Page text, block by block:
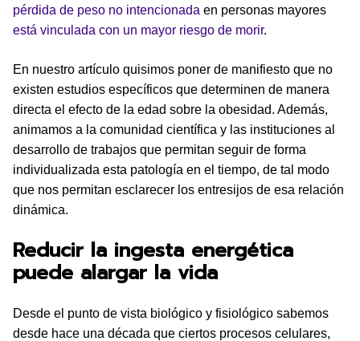
pérdida de peso no intencionada en personas mayores
está vinculada con un mayor riesgo de morir.
En nuestro artículo quisimos poner de manifiesto que no
existen estudios específicos que determinen de manera
directa el efecto de la edad sobre la obesidad. Además,
animamos a la comunidad científica y las instituciones al
desarrollo de trabajos que permitan seguir de forma
individualizada esta patología en el tiempo, de tal modo
que nos permitan esclarecer los entresijos de esa relación
dinámica.
Reducir la ingesta energética
puede alargar la vida
Desde el punto de vista biológico y fisiológico sabemos
desde hace una década que ciertos procesos celulares,